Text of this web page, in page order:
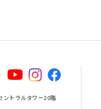
ントラルタワー20階